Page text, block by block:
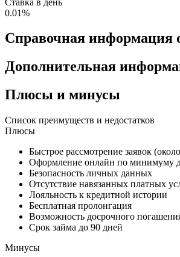
0.01%
Справочная информация
Дополнительная
Плюсы и минусы
Список преимуществ и недостатков
Плюсы
Быстрое рассмотрение заявок
Оформление онлайн по минимуму
Безопасность личных данных
Отсутствие навязанных платных
Лояльность к кредитной истории
Бесплатная пролонгация
Возможность досрочного
Срок займа до 90 дней
Минусы